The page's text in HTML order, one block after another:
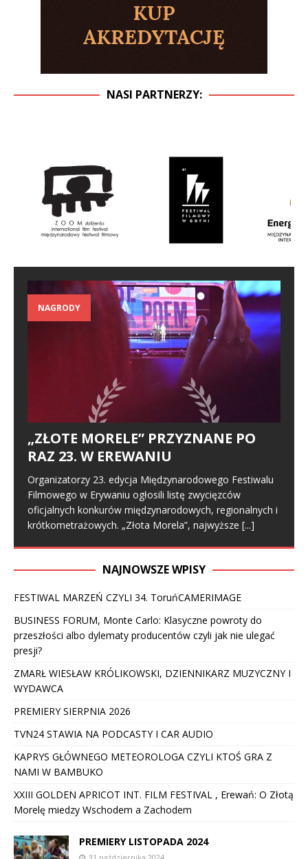
NASI PARTNERZY:
NAGRODY
„ZŁOTE MORELE” PRZYZNANE PO
RAZ 23. W EREWANIU
Organizatorzy 23. edycja Międzynarodowego Festiwalu
Filmowego w Erywaniu ogłosili listę zwycięzców
oficjalnych konkurów międzynarodowych, regionalnych i
krótkometrażowych. „Złota Morela”, najwyższe [...]
NAJNOWSZE WPISY
FESTIWAL MARZEŃ CZYLI 34. ToruńCAMERIMAGE
BUSINESS FORUM, Monte Carlo: Klasyczne powroty do
przeszłości albo dylematy producentów czyli jak nie ulegać
presji?
ZMARŁ WIESŁAW KRÓLIKOWSKI, DZIENNIKARZ MUZYCZNY I
WYDAWCA
PREMIERY SIERPNIA 2026
TVN24 STAWIA NA PODCASTY I CAR AUDIO
KAPRYS GŁÓWNEGO METEOROLOGA CZYLI KTOŚ GRA Z
NAMI W BAMBUKO
XXIII GOLDEN APRICOT INT. FILM FESTIVAL , Erewań: O Złotą
Morelę miedzy Wschodem a Zachodem
PREMIERY LISTOPADA 2024